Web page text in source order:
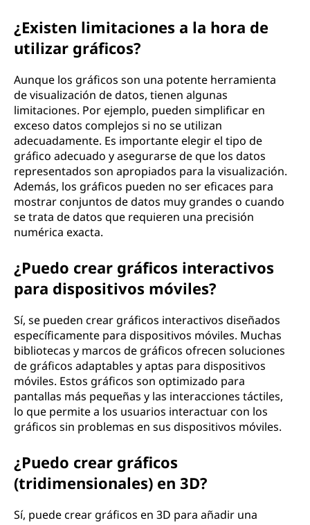
¿Existen limitaciones a la hora de
utilizar gráficos?
Aunque los gráficos son una potente herramienta
de visualización de datos, tienen algunas
limitaciones. Por ejemplo, pueden simplificar en
exceso datos complejos si no se utilizan
adecuadamente. Es importante elegir el tipo de
gráfico adecuado y asegurarse de que los datos
representados son apropiados para la visualización.
Además, los gráficos pueden no ser eficaces para
mostrar conjuntos de datos muy grandes o cuando
se trata de datos que requieren una precisión
numérica exacta.
¿Puedo crear gráficos interactivos
para dispositivos móviles?
Sí, se pueden crear gráficos interactivos diseñados
específicamente para dispositivos móviles. Muchas
bibliotecas y marcos de gráficos ofrecen soluciones
de gráficos adaptables y aptas para dispositivos
móviles. Estos gráficos son optimizado para
pantallas más pequeñas y las interacciones táctiles,
lo que permite a los usuarios interactuar con los
gráficos sin problemas en sus dispositivos móviles.
¿Puedo crear gráficos
(tridimensionales) en 3D?
Sí, puede crear gráficos en 3D para añadir una